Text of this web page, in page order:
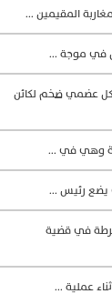
المقيمين ...
عضمي ضخم لكائن
وهي في ...
يضع رئيس ...
في قضية
عملية ...